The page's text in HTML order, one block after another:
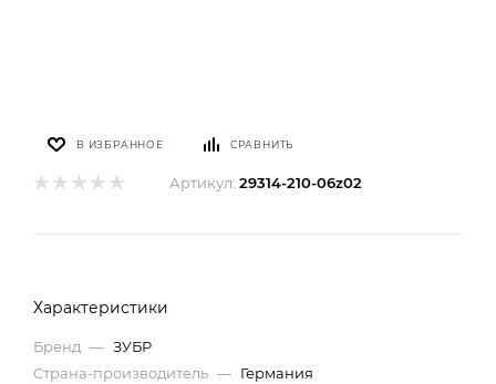
В ИЗБРАННОЕ СРАВНИТЬ
Артикул: 29314-210-06z02
Характеристики
Бренд — ЗУБР
Страна-производитель — Германия